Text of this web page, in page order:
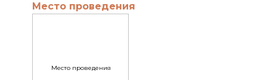
Место проведения
Место проведения